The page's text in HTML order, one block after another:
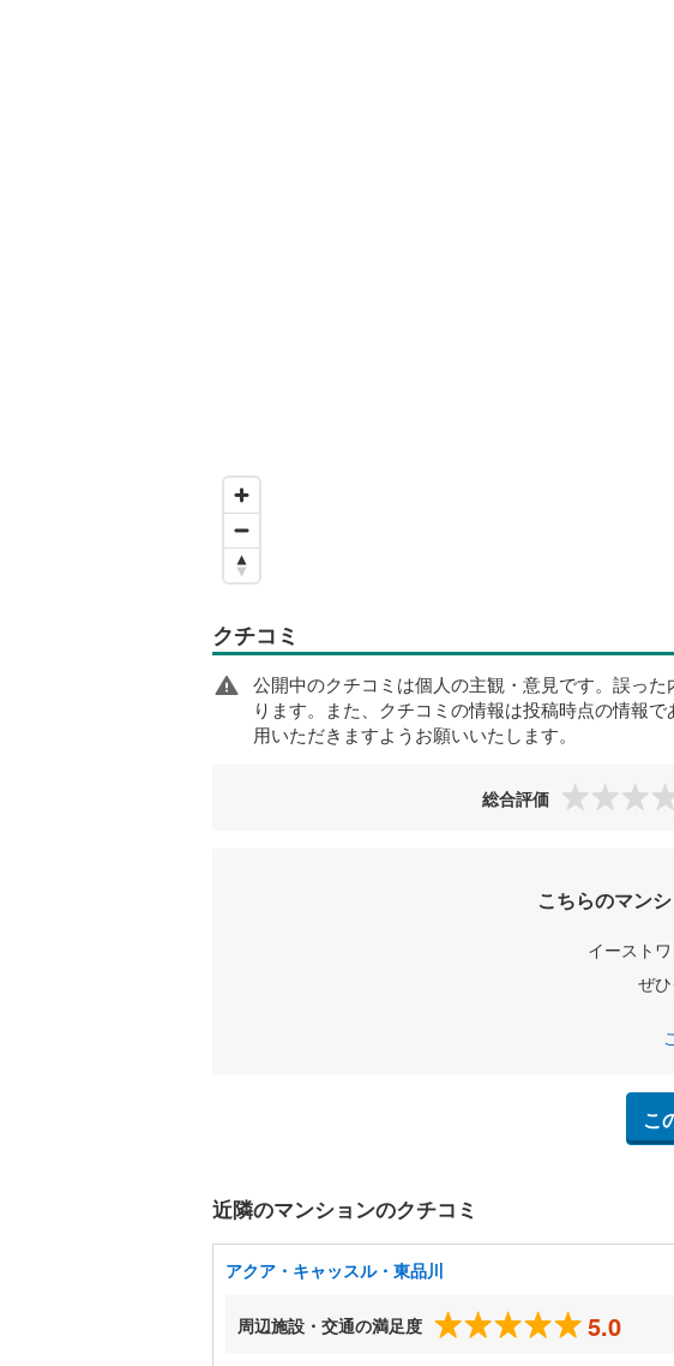
クチコミ
公開中のクチコミは個人の主観・意見です。誤っ
ります。また、クチコミの情報は投稿時点の情報
用いただきますようお願いいたします。
総合評価
こちらのマン
イースト
ぜ
こ
近隣のマンションのクチコミ
アクア・キャッスル・東品川
周辺施設・交通の満足度 5.0